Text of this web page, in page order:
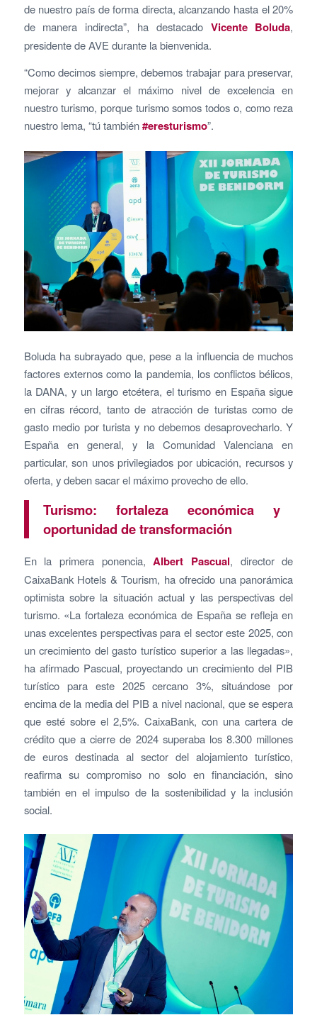
de nuestro país de forma directa, alcanzando hasta el 20%
de manera indirecta”, ha destacado Vicente Boluda,
presidente de AVE durante la bienvenida.
“Como decimos siempre, debemos trabajar para preservar,
mejorar y alcanzar el máximo nivel de excelencia en
nuestro turismo, porque turismo somos todos o, como reza
nuestro lema, “tú también#eresturismo”.
Boluda ha subrayado que, pese a la influencia de muchos
factores externos como la pandemia, los conflictos bélicos,
la DANA, y un largo etcétera, el turismo en España sigue
en cifras récord, tanto de atracción de turistas como de
gasto medio por turista y no debemos desaprovecharlo. Y
España en general, y la Comunidad Valenciana en
particular, son unos privilegiados por ubicación, recursos y
oferta, y deben sacar el máximo provecho de ello.
Turismo: fortaleza económica y
oportunidad de transformación
En la primera ponencia,Albert Pascual, director de
CaixaBank Hotels & Tourism, ha ofrecido una panorámica
optimista sobre la situación actual y las perspectivas del
turismo. «La fortaleza económica de España se refleja en
unas excelentes perspectivas para el sector este 2025, con
un crecimiento del gasto turístico superior a las llegadas»,
ha afirmado Pascual, proyectando un crecimiento del PIB
turístico para este 2025 cercano 3%, situándose por
encima de la media del PIB a nivel nacional, que se espera
que esté sobre el 2,5%. CaixaBank, con una cartera de
crédito que a cierre de 2024 superaba los 8.300 millones
de euros destinada al sector del alojamiento turístico,
reafirma su compromiso no solo en financiación, sino
también en el impulso de la sostenibilidad y la inclusión
social.